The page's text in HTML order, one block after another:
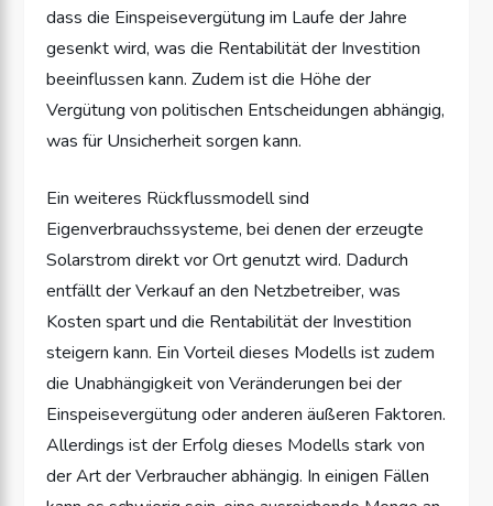
dass die Einspeisevergütung im Laufe der Jahre
gesenkt wird, was die Rentabilität der Investition
beeinflussen kann. Zudem ist die Höhe der
Vergütung von politischen Entscheidungen abhängig,
was für Unsicherheit sorgen kann.
Ein weiteres Rückflussmodell sind
Eigenverbrauchssysteme, bei denen der erzeugte
Solarstrom direkt vor Ort genutzt wird. Dadurch
entfällt der Verkauf an den Netzbetreiber, was
Kosten spart und die Rentabilität der Investition
steigern kann. Ein Vorteil dieses Modells ist zudem
die Unabhängigkeit von Veränderungen bei der
Einspeisevergütung oder anderen äußeren Faktoren.
Allerdings ist der Erfolg dieses Modells stark von
der Art der Verbraucher abhängig. In einigen Fällen